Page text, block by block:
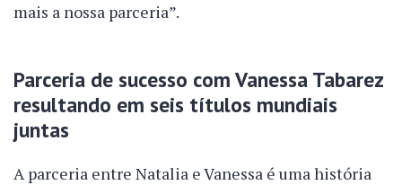
mais a nossa parceria”.
Parceria de sucesso com Vanessa Tabarez
resultando em seis títulos mundiais
juntas
A parceria entre Natalia e Vanessa é uma história